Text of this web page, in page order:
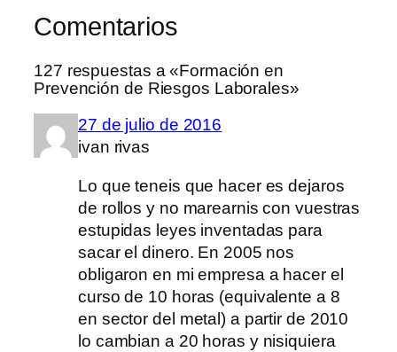
Comentarios
127 respuestas a «Formación en
Prevención de Riesgos Laborales»
27 de julio de 2016
ivan rivas
Lo que teneis que hacer es dejaros
de rollos y no marearnis con vuestras
estupidas leyes inventadas para
sacar el dinero. En 2005 nos
obligaron en mi empresa a hacer el
curso de 10 horas (equivalente a 8
en sector del metal) a partir de 2010
lo cambian a 20 horas y nisiquiera